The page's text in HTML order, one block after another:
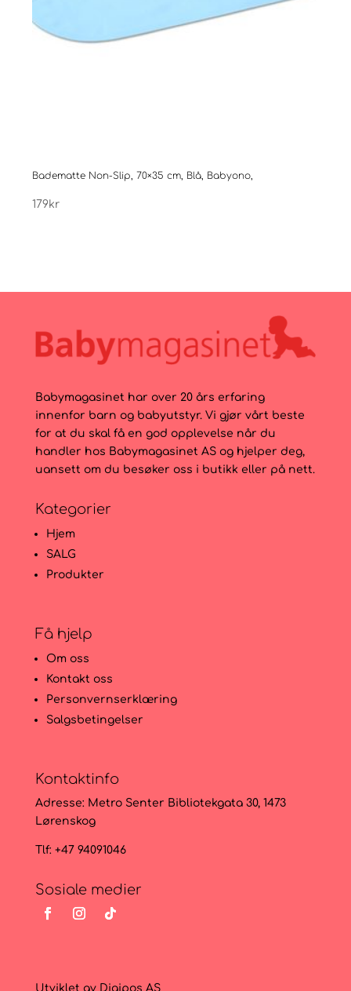
Badematte Non-Slip, 70×35 cm, Blå, Babyono,
179kr
Babymagasinet har over 20 års erfaring
innenfor barn og babyutstyr. Vi gjør vårt beste
for at du skal få en god opplevelse når du
handler hos Babymagasinet AS og hjelper deg,
uansett om du besøker oss i butikk eller på nett.
Kategorier
Hjem
SALG
Produkter
Få hjelp
Om oss
Kontakt oss
Personvernserklæring
Salgsbetingelser
Kontaktinfo
Adresse: Metro Senter Bibliotekgata 30, 1473
Lørenskog
Tlf: +47 94091046
Sosiale medier
Utviklet av Digipos AS